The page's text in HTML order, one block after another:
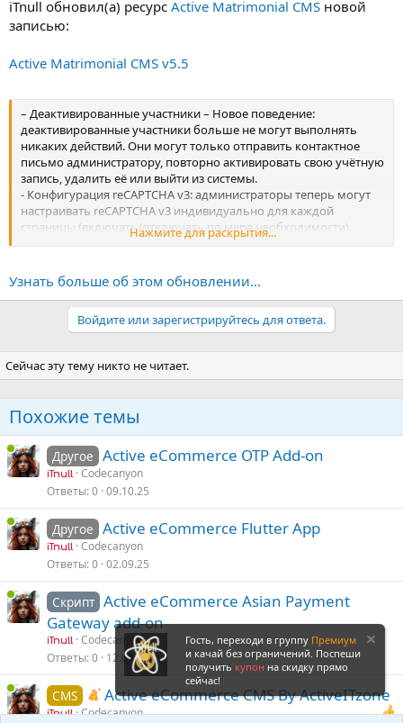
iTnull обновил(а) ресурс Active Matrimonial CMS новой
записью:
Active Matrimonial CMS v5.5
– Деактивированные участники – Новое поведение:
деактивированные участники больше не могут выполнять
никаких действий. Они могут только отправить контактное
письмо администратору, повторно активировать свою учётную
запись, удалить её или выйти из системы.
- Конфигурация reCAPTCHA v3: администраторы теперь могут
настраивать reCAPTCHA v3 индивидуально для каждой
страницы (включать/отключать по мере необходимости).
- Возрастные ограничения по полу: администраторы могут
Нажмите для раскрытия...
Узнать больше об этом обновлении...
Войдите или зарегистрируйтесь для ответа.
Сейчас эту тему никто не читает.
Похожие темы
Другое Active eCommerce OTP Add-on
iTnull
Codecanyon
Ответы 0 09.10.25
Другое Active eCommerce Flutter App
iTnull
Codecanyon
Ответы 0 02.09.25
Скрипт Active eCommerce Asian Payment
Gateway add-on
iTnull
Codecanyon
Ответы 0 12.04.24
CMS Active eCommerce CMS By ActiveITzone
iTnull Codecanyon
Гость, переходи в группу Премиум
и качай без ограничений. Поспеши
получить купон на скидку прямо
сейчас!